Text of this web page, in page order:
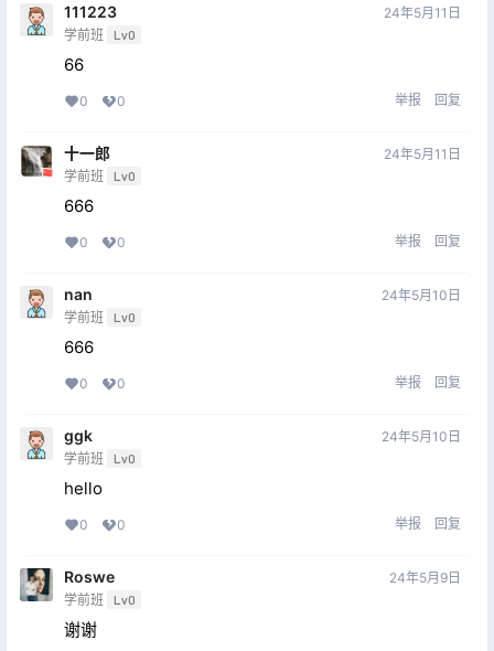
111223
学前班 Lv0
24年5月11日
66
0 0 举报 回复
十一郎
学前班 Lv0
24年5月11日
666
0 0 举报 回复
nan
学前班 Lv0
24年5月10日
666
0 0 举报 回复
ggk
学前班 Lv0
24年5月10日
hello
0 0 举报 回复
Roswe
学前班 Lv0
24年5月9日
谢谢